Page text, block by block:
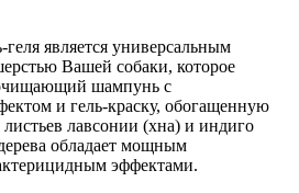
является универсальным
Вашей собаки, которое
очищающий шампунь с
и гель-краску, обогащенную
лавсонии (хна) и индиго
обладает мощным
эффектами.